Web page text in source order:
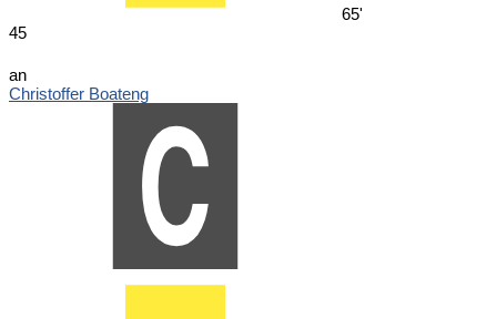
65'
45
an
Christoffer Boateng